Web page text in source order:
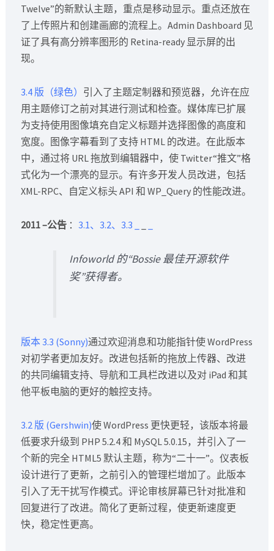
Twelve”的新默认主题，重点是移动显示。重点还放在
了上传照片和创建画廊的流程上。Admin Dashboard 见
证了具有高分辨率图形的 Retina-ready 显示屏的出
现。
3.4 版（绿色） 引入了主题定制器和预览器，允许在应
用主题修订之前对其进行测试和检查。媒体库已扩展
为支持使用图像填充自定义标题并选择图像的高度和
宽度。图像字幕看到了支持 HTML 的改进。在此版本
中，通过将 URL 拖放到编辑器中，使 Twitter“推文”格
式化为一个漂亮的显示。有许多开发人员改进，包括
XML-RPC、自定义标头 API 和 WP_Query 的性能改进。
2011 –公告： 3.1、3.2、3.3
Infoworld 的“Bossie 最佳开源软件
奖”获得者。
版本 3.3 (Sonny)通过欢迎消息和功能指针使 WordPress
对初学者更加友好。改进包括新的拖放上传器、改进
的共同编辑支持、导航和工具栏改进以及对 iPad 和其
他平板电脑的更好的触控支持。
3.2 版 (Gershwin)使 WordPress 更快更轻，该版本将最
低要求升级到 PHP 5.2.4 和 MySQL 5.0.15，并引入了一
个新的完全 HTML5 默认主题，称为“二十一”。仪表板
设计进行了更新，之前引入的管理栏增加了。此版本
引入了无干扰写作模式。评论审核屏幕已针对批准和
回复进行了改进。简化了更新过程，使更新速度更
快，稳定性更高。